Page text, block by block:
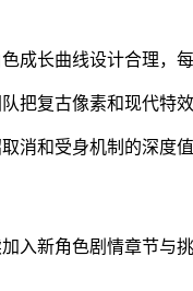
成长曲线设计合理，
把复古像素和现代特
消和受身机制的深度
入新角色剧情章节与